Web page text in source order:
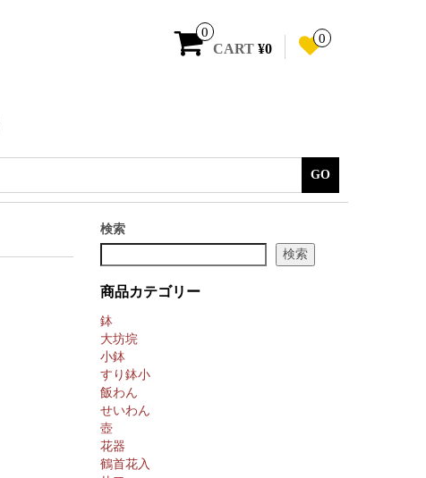
0
CART ¥0
0
GO
検索
検索
商品カテゴリー
鉢
大坊垸
小鉢
すり鉢小
飯わん
せいわん
壺
花器
鶴首花入